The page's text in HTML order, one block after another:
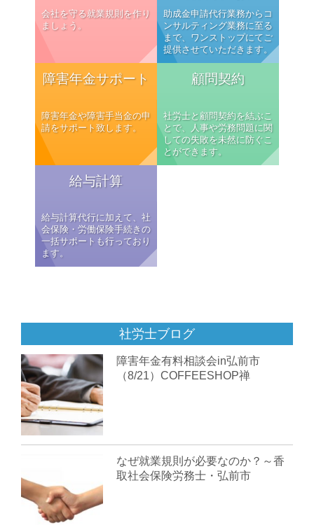
会社を守る就業規則を作り
ましょう。
助成金申請代行業務からコ
ンサルティング業務に至る
まで、ワンストップにてご
提供させていただきます。
障害年金サポート
障害年金や障害手当金の申
請をサポート致します。
顧問契約
社労士と顧問契約を結ぶこ
とで、人事や労務問題に関
しての失敗を未然に防ぐこ
とができます。
給与計算
給与計算代行に加えて、社
会保険・労働保険手続きの
一括サポートも行っており
ます。
社労士ブログ
障害年金有料相談会in弘前市
（8/21）COFFEESHOP禅
なぜ就業規則が必要なのか？～香
取社会保険労務士・弘前市